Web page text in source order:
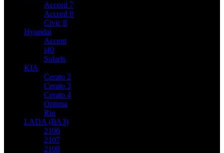
Accord 7
Accord 8
Civic 8
Hyundai
Accent
i40
Solaris
KIA
Cerato 2
Cerato 3
Cerato 4
Optima
Rio
LADA (ВАЗ)
2106
2107
2108